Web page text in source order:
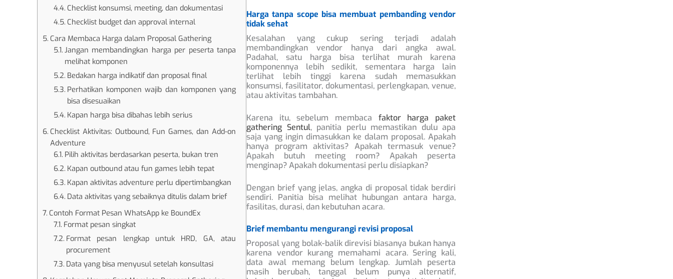
Checklist konsumsi, meeting, dan dokumentasi
Checklist budget dan approval internal
Cara Membaca Harga dalam Proposal Gathering
Jangan membandingkan harga per peserta tanpa
melihat komponen
Bedakan harga indikatif dan proposal final
Perhatikan komponen wajib dan komponen yang
bisa disesuaikan
Kapan harga bisa dibahas lebih serius
Checklist Aktivitas: Outbound, Fun Games, dan Add-on
Adventure
Pilih aktivitas berdasarkan peserta, bukan tren
Kapan outbound atau fun games lebih tepat
Kapan aktivitas adventure perlu dipertimbangkan
Data aktivitas yang sebaiknya ditulis dalam brief
Contoh Format Pesan WhatsApp ke BoundEx
Format pesan singkat
Format pesan lengkap untuk HRD, GA, atau
procurement
Data yang bisa menyusul setelah konsultasi
Harga tanpa scope bisa membuat pembanding vendor
tidak sehat
Kesalahan yang cukup sering terjadi adalah
membandingkan vendor hanya dari angka awal.
Padahal, satu harga bisa terlihat murah karena
komponennya lebih sedikit, sementara harga lain
terlihat lebih tinggi karena sudah memasukkan
konsumsi, fasilitator, dokumentasi, perlengkapan, venue,
atau aktivitas tambahan.
Karena itu, sebelum membaca faktor harga paket
gathering Sentul, panitia perlu memastikan dulu apa
saja yang ingin dimasukkan ke dalam proposal. Apakah
hanya program aktivitas? Apakah termasuk venue?
Apakah butuh meeting room? Apakah peserta
menginap? Apakah dokumentasi perlu disiapkan?
Dengan brief yang jelas, angka di proposal tidak berdiri
sendiri. Panitia bisa melihat hubungan antara harga,
fasilitas, durasi, dan kebutuhan acara.
Brief membantu mengurangi revisi proposal
Proposal yang bolak-balik direvisi biasanya bukan hanya
karena vendor kurang memahami acara. Sering kali,
data awal memang belum lengkap. Jumlah peserta
masih berubah, tanggal belum punya alternatif,